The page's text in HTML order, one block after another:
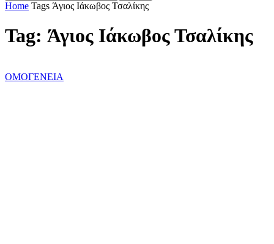
Home Tags Άγιος Ιάκωβος Τσαλίκης
Tag: Άγιος Ιάκωβος Τσαλίκης
ΟΜΟΓΕΝΕΙΑ